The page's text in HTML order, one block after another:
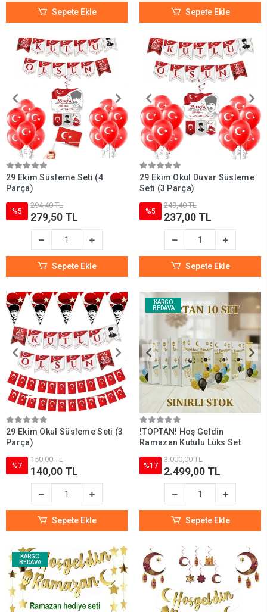
Sepete Ekle Sepete Ekle
29 Ekim Süsleme Seti (4
Parça)
%5
294,40 TL
279,50 TL
Sepete Ekle
29 Ekim Okul Duvar Süsleme
Seti (3 Parça)
%5
249,40 TL
237,00 TL
Sepete Ekle
29 Ekim Okul Süsleme Seti (3
Parça)
%7
150,00 TL
140,00 TL
Sepete Ekle
KARGO
BEDAVA
!TOPTAN! Hoş Geldin
Ramazan Kutulu Lüks Set
%17
3.000,00 TL
2.499,00 TL
Sepete Ekle
KARGO
BEDAVA